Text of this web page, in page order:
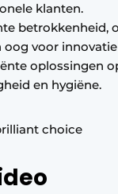
klanten.
betrokkenheid,
voor
oplossingen
en hygiëne.
choice